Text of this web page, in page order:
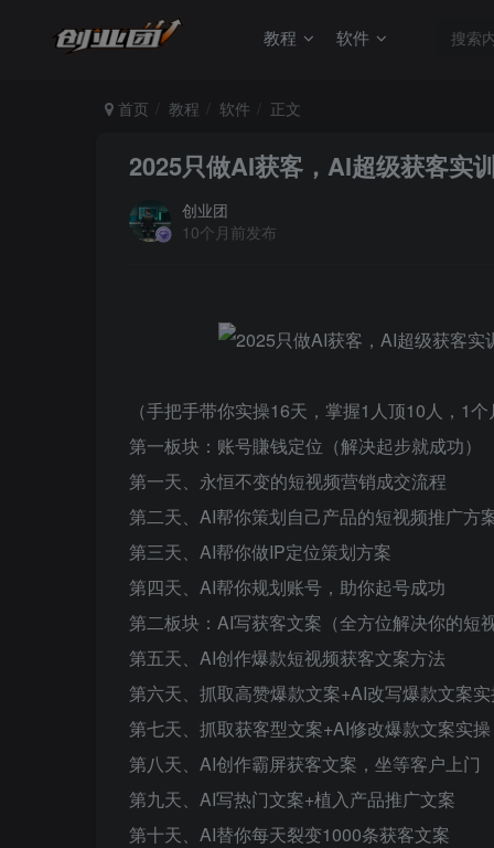
教程 软件
首页 教程 软件 正文
2025只做AI获客，AI超级获客实
创业团
10个月前发布
（手把手带你实操16天，掌握1人顶10人，1个
第一板块：账号賺钱定位（解决起步就成功）
第一天、永恒不变的短视频营销成交流程
第二天、AI帮你策划自己产品的短视频推广方
第三天、AI帮你做IP定位策划方案
第四天、AI帮你规划账号，助你起号成功
第二板块：AI写获客文案（全方位解决你的短
第五天、AI创作爆款短视频获客文案方法
第六天、抓取高赞爆款文案+AI改写爆款文案
第七天、抓取获客型文案+AI修改爆款文案实操
第八天、AI创作霸屏获客文案，坐等客户上门
第九天、AI写热门文案+植入产品推广文案
第十天、AI替你每天裂变1000条获客文案